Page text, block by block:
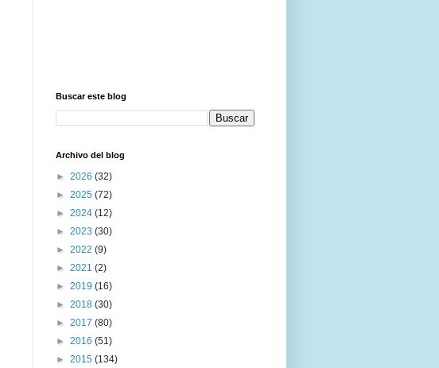
Buscar este blog
Archivo del blog
► 2026 (32)
► 2025 (72)
► 2024 (12)
► 2023 (30)
► 2022 (9)
► 2021 (2)
► 2019 (16)
► 2018 (30)
► 2017 (80)
► 2016 (51)
► 2015 (134)